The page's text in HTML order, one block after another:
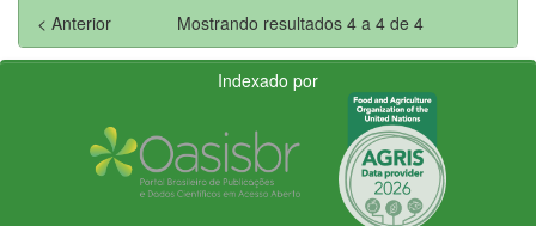
Mostrando resultados 4 a 4 de 4
< Anterior
Indexado por